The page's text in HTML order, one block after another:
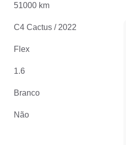
51000 km
C4 Cactus / 2022
Flex
1.6
Branco
Não